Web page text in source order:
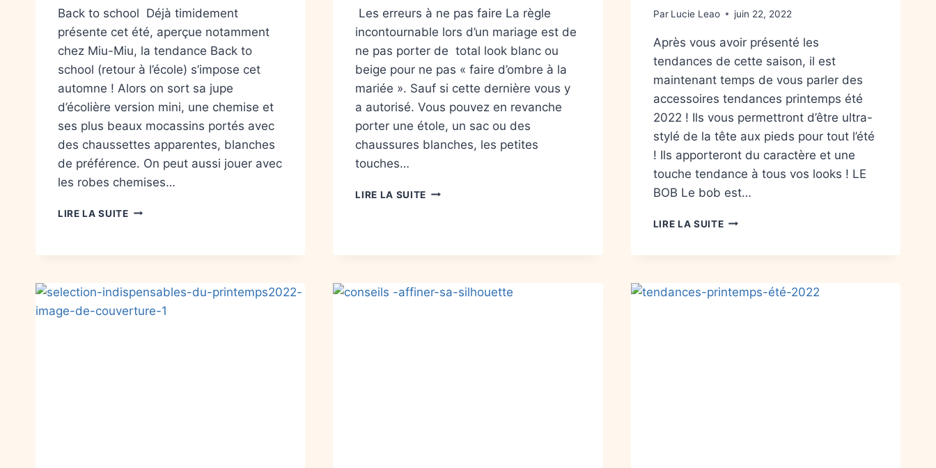
Back to school Déjà timidement
présente cet été, aperçue notamment
chez Miu-Miu, la tendance Back to
school (retour à l’école) s’impose cet
automne ! Alors on sort sa jupe
d’écolière version mini, une chemise et
ses plus beaux mocassins portés avec
des chaussettes apparentes, blanches
de préférence. On peut aussi jouer avec
les robes chemises…
LIRE LA SUITE
Les erreurs à ne pas faire La règle
incontournable lors d’un mariage est de
ne pas porter de total look blanc ou
beige pour ne pas « faire d’ombre à la
mariée ». Sauf si cette dernière vous y
a autorisé. Vous pouvez en revanche
porter une étole, un sac ou des
chaussures blanches, les petites
touches…
LIRE LA SUITE
Par Lucie Leao juin 22, 2022
Après vous avoir présenté les
tendances de cette saison, il est
maintenant temps de vous parler des
accessoires tendances printemps été
2022 ! Ils vous permettront d’être ultra-
stylé de la tête aux pieds pour tout l’été
! Ils apporteront du caractère et une
touche tendance à tous vos looks ! LE
BOB Le bob est…
LIRE LA SUITE